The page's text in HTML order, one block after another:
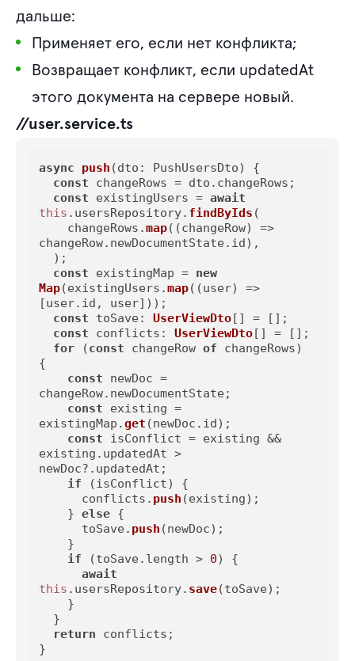
дальше:
Применяет его, если нет конфликта;
Возвращает конфликт, если updatedAt
этого документа на сервере новый.
//user.service.ts
async push (dto: PushUsersDto) {
const changeRows = dto. changeRows ;
const existingUsers = await
this . usersRepository. findByIds (
    changeRows.
map( (changeRow) =>
changeRow. newDocumentState . id),
const existingMap = new
Map(existingUsers.map( (user) =>
[user. id , user]));
const
toSave : UserViewDto[] = [];
const
conflicts : UserViewDto[] = [];
for (const changeRow of changeRows)
{
const newDoc =
changeRow. newDocumentState ;
const existing =
existingMap.get (newDoc. id);
const isConflict = existing &&
existing. updatedAt >
newDoc?. updatedAt ;
if (isConflict) {
      conflicts.
push (existing);
    }
else {
      toSave.
push (newDoc);
if (toSave. length > 0) {
await
this . usersRepository. save(toSave);
return conflicts;
}